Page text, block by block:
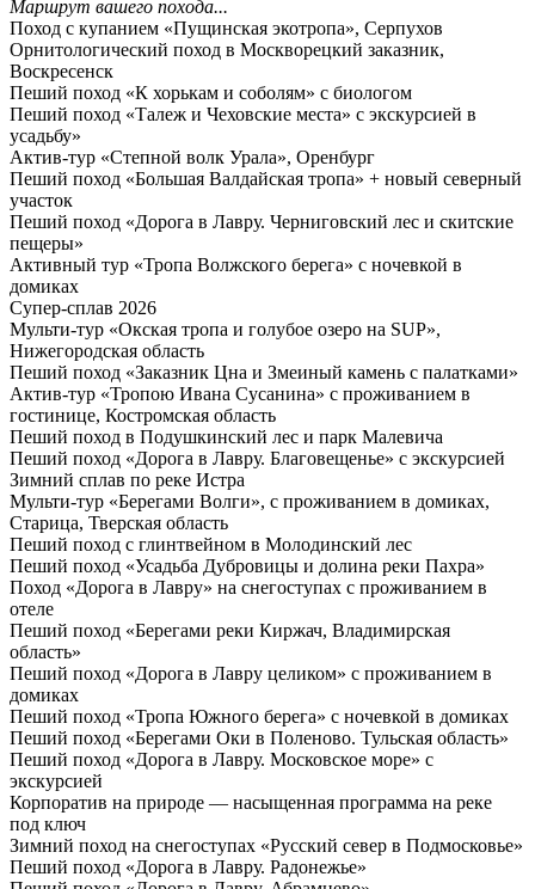
Маршрут вашего похода...
Поход с купанием «Пущинская экотропа», Серпухов
Орнитологический поход в Москворецкий заказник,
Воскресенск
Пеший поход «К хорькам и соболям» с биологом
Пеший поход «Талеж и Чеховские места» с экскурсией в
усадьбу»
Актив-тур «Степной волк Урала», Оренбург
Пеший поход «Большая Валдайская тропа» + новый северный
участок
Пеший поход «Дорога в Лавру. Черниговский лес и скитские
пещеры»
Активный тур «Тропа Волжского берега» с ночевкой в
домиках
Супер-сплав 2026
Мульти-тур «Окская тропа и голубое озеро на SUP»,
Нижегородская область
Пеший поход «Заказник Цна и Змеиный камень с палатками»
Актив-тур «Тропою Ивана Сусанина» с проживанием в
гостинице, Костромская область
Пеший поход в Подушкинский лес и парк Малевича
Пеший поход «Дорога в Лавру. Благовещенье» с экскурсией
Зимний сплав по реке Истра
Мульти-тур «Берегами Волги», с проживанием в домиках,
Старица, Тверская область
Пеший поход с глинтвейном в Молодинский лес
Пеший поход «Усадьба Дубровицы и долина реки Пахра»
Поход «Дорога в Лавру» на снегоступах с проживанием в
отеле
Пеший поход «Берегами реки Киржач, Владимирская
область»
Пеший поход «Дорога в Лавру целиком» с проживанием в
домиках
Пеший поход «Тропа Южного берега» с ночевкой в домиках
Пеший поход «Берегами Оки в Поленово. Тульская область»
Пеший поход «Дорога в Лавру. Московское море» с
экскурсией
Корпоратив на природе — насыщенная программа на реке
под ключ
Зимний поход на снегоступах «Русский север в Подмосковье»
Пеший поход «Дорога в Лавру. Радонежье»